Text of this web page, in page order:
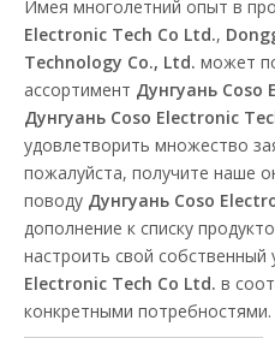
Имея многолетний опыт в
Electronic Tech Co Ltd.,
Technology Co., Ltd. может
ассортимент Дунгуань Coso
Дунгуань Coso Electronic
удовлетворить множество
пожалуйста, получите наше
поводу Дунгуань Coso
дополнение к списку
настроить свой собственный
Electronic Tech Co Ltd. в
конкретными потребностями.